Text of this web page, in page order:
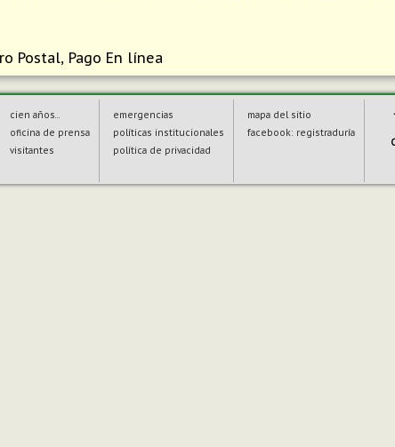
Postal, Pago En línea
cien años...
oficina de prensa
visitantes
emergencias
políticas institucionales
política de privacidad
mapa del sitio
facebook: registraduría